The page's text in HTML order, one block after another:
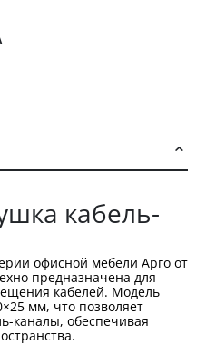
кабель-
офисной мебели Арго от
предназначена для
кабелей. Модель
мм, что позволяет
каналы, обеспечивая